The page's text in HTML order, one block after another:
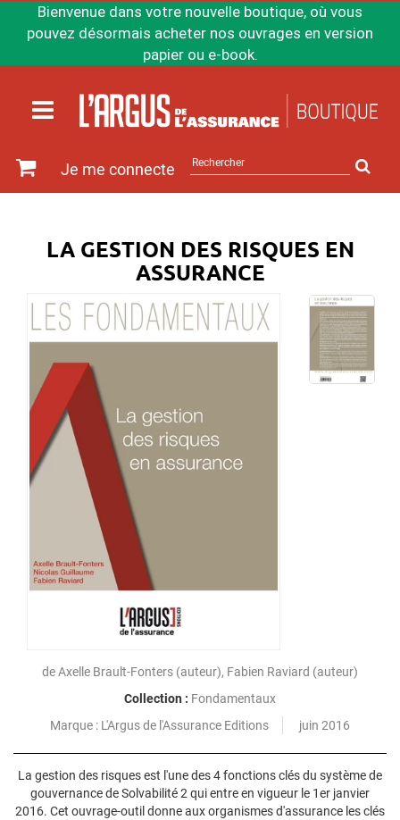
Bienvenue dans votre nouvelle boutique, où vous
pouvez désormais acheter nos ouvrages en version
papier ou e-book.
Je me connecte
Rechercher
sur
le
LA GESTION DES RISQUES EN
ASSURANCE
deAxelle Brault-Fonters (auteur), Fabien Raviard (auteur)
Collection : Fondamentaux
L'Argus de l'Assurance Editions
juin 2016
La gestion des risques est l'une des 4 fonctions clés du système de
gouvernance de Solvabilité 2 qui entre en vigueur le 1er janvier
2016. Cet ouvrage-outil donne aux organismes d'assurance les clés